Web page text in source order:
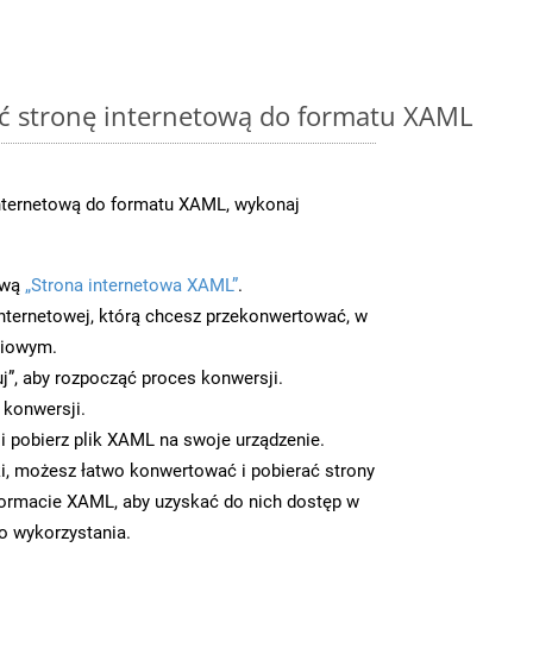
stronę internetową do formatu XAML
do formatu XAML, wykonaj
„Strona internetowa XAML”.
którą chcesz przekonwertować, w
aby rozpocząć proces konwersji.
konwersji.
pobierz plik XAML na swoje urządzenie.
możesz łatwo konwertować i pobierać strony
XAML, aby uzyskać do nich dostęp w
wykorzystania.